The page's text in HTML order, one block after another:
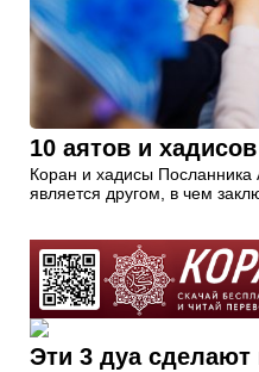
10 аятов и
Коран и хадисы
является другом, в чем
Эти 3 дуа